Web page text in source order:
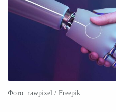
Фото: rawpixel / Freepik